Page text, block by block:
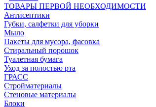
ТОВАРЫ ПЕРВОЙ НЕОБХОДИМОСТИ
Антисептики
Губки, салфетки для уборки
Мыло
Пакеты для мусора, фасовка
Стиральный порошок
Туалетная бумага
Уход за полостью рта
ГРАСС
Стройматериалы
Стеновые материалы
Блоки